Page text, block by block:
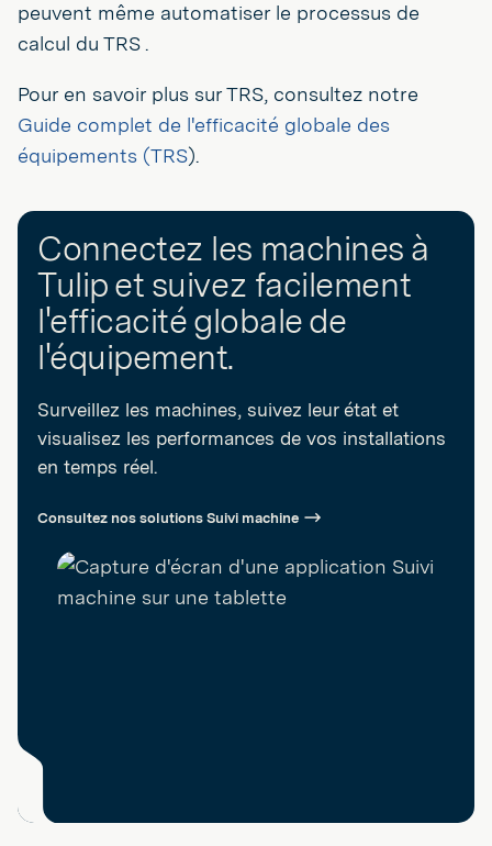
peuvent même automatiser le processus de
calcul du TRS .
Pour en savoir plus sur TRS, consultez notre
Guide complet de l'efficacité globale des
équipements (TRS).
Connectez les machines à
Tulip et suivez facilement
l'efficacité globale de
l'équipement.
Surveillez les machines, suivez leur état et
visualisez les performances de vos installations
en temps réel.
Consultez nos solutions Suivi machine